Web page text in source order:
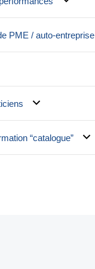
PME / auto-entreprise
“catalogue”